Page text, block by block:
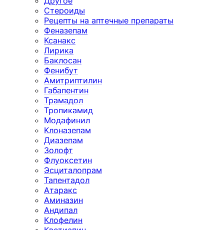
Стероиды
Рецепты на аптечные препараты
Феназепам
Ксанакс
Лирика
Баклосан
Фенибут
Амитриптилин
Габапентин
Трамадол
Тропикамид
Модафинил
Клоназепам
Диазепам
Золофт
Флуоксетин
Эсциталопрам
Тапентадол
Атаракс
Аминазин
Андипал
Клофелин